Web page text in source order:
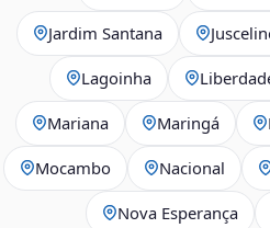
Jardim Santana
Lagoinha
Mariana Maringá
Mocambo Nacional
Nova Esperança